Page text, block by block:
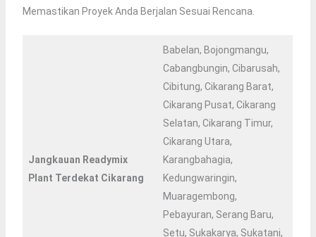
Memastikan Proyek Anda Berjalan Sesuai Rencana.
Jangkauan Readymix
Plant Terdekat Cikarang
Babelan, Bojongmangu,
Cabangbungin, Cibarusah,
Cibitung, Cikarang Barat,
Cikarang Pusat, Cikarang
Selatan, Cikarang Timur,
Cikarang Utara,
Karangbahagia,
Kedungwaringin,
Muaragembong,
Pebayuran, Serang Baru,
Setu, Sukakarya, Sukatani,